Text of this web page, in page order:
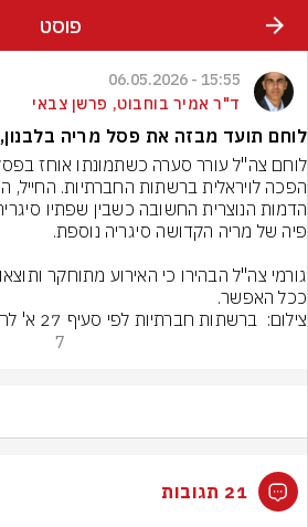
פוסט
15:55 - 06.05.2026
ד"ר אמיר בוחבוט, פרשן צבאי
לוחם תועד מבזה את פסל מריה
ככל האפשר.
צילום:  ברשתות חברתיות לפי סעיף 27 א' לחוק זכויות יוצרים
7
21 תגובות